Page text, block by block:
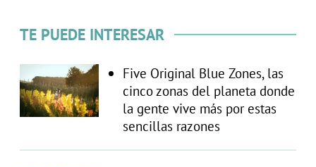
TE PUEDE INTERESAR
Five Original Blue Zones, las
cinco zonas del planeta donde
la gente vive más por estas
sencillas razones